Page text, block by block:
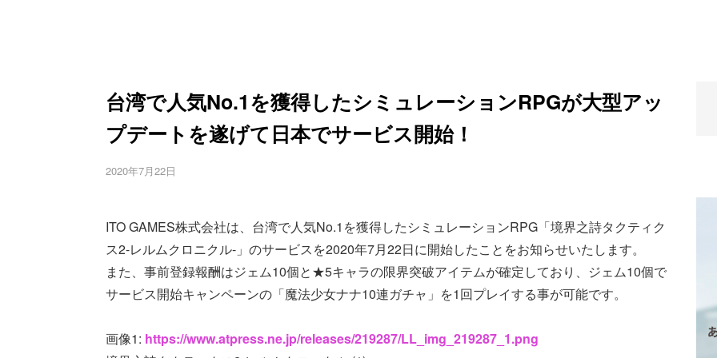
台湾で人気No.1を獲得したシミュレーションRPGが大型アッ
プデートを遂げて日本でサービス開始！
2020年7月22日
ITO GAMES株式会社は、台湾で人気No.1を獲得したシミュレーションRPG「境界之詩タクティク
ス2-レルムクロニクル-」のサービスを2020年7月22日に開始したことをお知らせいたします。
また、事前登録報酬はジェム10個と★5キャラの限界突破アイテムが確定しており、ジェム10個で
サービス開始キャンペーンの「魔法少女ナナ10連ガチャ」を1回プレイする事が可能です。
画像1: https://www.atpress.ne.jp/releases/219287/LL_img_219287_1.png